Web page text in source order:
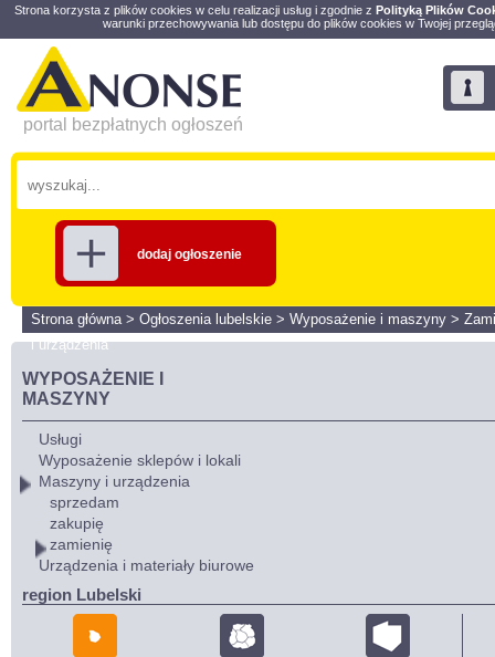
Strona korzysta z plików cookies w celu realizacji usług i zgodnie z Polityką Plików
warunki przechowywania lub dostępu do plików cookies w Twojej
portal bezpłatnych ogłoszeń
dodaj ogłoszenie
Strona główna> Ogłoszenia lubelskie > Wyposażenie i maszyny >
i urządzenia
WYPOSAŻENIE I
MASZYNY
Usługi
Wyposażenie sklepów i lokali
Maszyny i urządzenia
sprzedam
zakupię
zamienię
Urządzenia i materiały biurowe
region Lubelski